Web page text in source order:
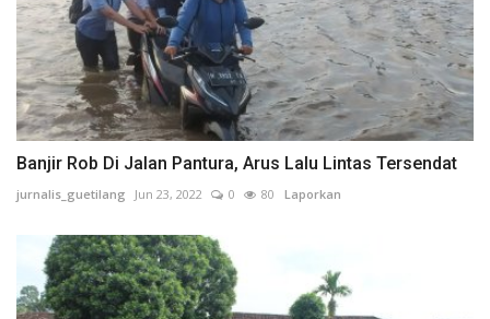
Banjir Rob Di Jalan Pantura, Arus Lalu Lintas Tersendat
jurnalis_guetilang Jun 23, 2022 0 80 Laporkan